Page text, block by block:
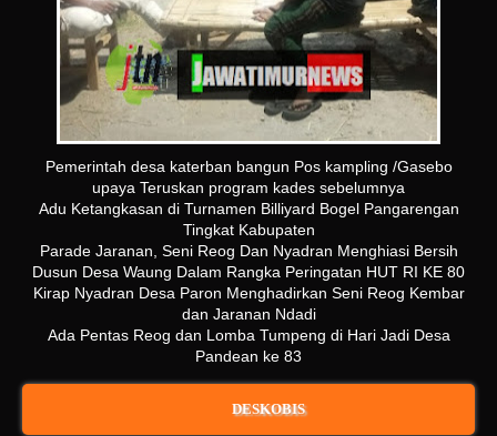
Pemerintah desa katerban bangun Pos kampling /Gasebo
upaya Teruskan program kades sebelumnya
Adu Ketangkasan di Turnamen Billiyard Bogel Pangarengan
Tingkat Kabupaten
Parade Jaranan, Seni Reog Dan Nyadran Menghiasi Bersih
Dusun Desa Waung Dalam Rangka Peringatan HUT RI KE 80
Kirap Nyadran Desa Paron Menghadirkan Seni Reog Kembar
dan Jaranan Ndadi
Ada Pentas Reog dan Lomba Tumpeng di Hari Jadi Desa
Pandean ke 83
DESKOBIS